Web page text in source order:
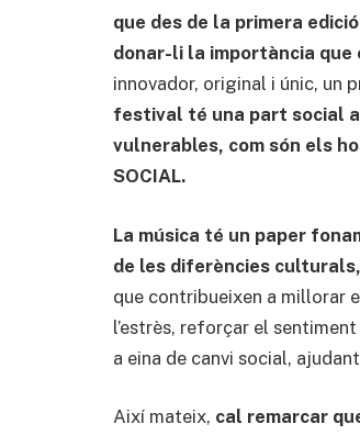
que des de la primera
donar-li la importància que
innovador, original i únic,
festival té una part social
vulnerables, com són els
SOCIAL.
La música té un paper
de les diferències
que contribueixen a millorar
l’estrès, reforçar el
a eina de canvi social,
Així mateix, cal remarcar